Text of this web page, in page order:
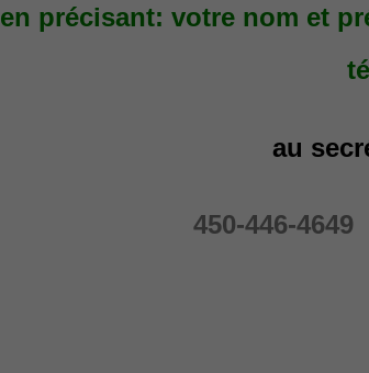
en précisant: votre nom et
au
450-446-